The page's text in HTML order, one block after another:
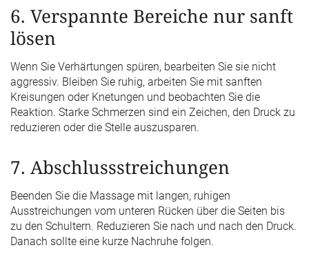
6. Verspannte Bereiche nur sanft
lösen
Wenn Sie Verhärtungen spüren, bearbeiten Sie sie nicht
aggressiv. Bleiben Sie ruhig, arbeiten Sie mit sanften
Kreisungen oder Knetungen und beobachten Sie die
Reaktion. Starke Schmerzen sind ein Zeichen, den Druck zu
reduzieren oder die Stelle auszusparen.
7. Abschlussstreichungen
Beenden Sie die Massage mit langen, ruhigen
Ausstreichungen vom unteren Rücken über die Seiten bis
zu den Schultern. Reduzieren Sie nach und nach den Druck.
Danach sollte eine kurze Nachruhe folgen.